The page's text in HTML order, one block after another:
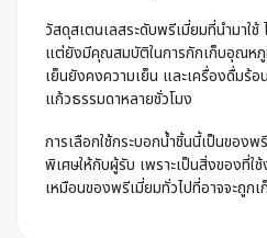
วัสดุสเตนเลสระดับพรีเมี่ยมที่นำมา
แต่ยังมีคุณสมบัติในการกักเก็บอุณหภู
เย็นยังคงความเย็น และเครื่องดื่มร้
แก้วธรรมดาหลายชั่วโมง
การเลือกใช้กระบอกน้ำชิ้นนี้เป็นของพ
พิเศษให้กับผู้รับ เพราะเป็นสิ่งของที่ใ
เหมือนของพรีเมี่ยมทั่วไปที่อาจจะถูก